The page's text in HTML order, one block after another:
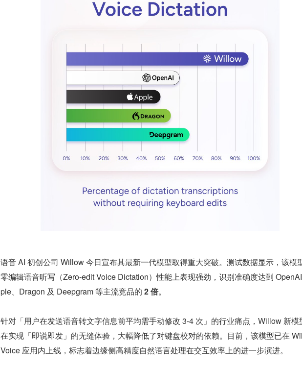
语音 AI 初创公司 Willow 今日宣布其最新一代模型取得重大突破。测试数据显示，该模
零编辑语音听写（Zero-edit Voice Dictation）性能上表现强劲，识别准确度达到
ple、Dragon 及 Deepgram 等主流竞品的 2 倍。
针对「用户在发送语音转文字信息前平均需手动修改 3-4 次」的行业痛点，Willow 新模
在实现「即说即发」的无缝体验，大幅降低了对键盘校对的依赖。目前，该模型已在
Voice 应用内上线，标志着边缘侧高精度自然语言处理在交互效率上的进一步演进。